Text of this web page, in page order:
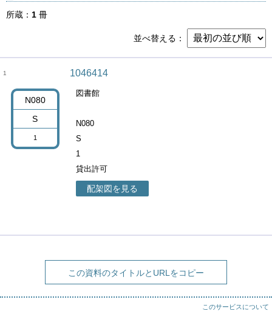
所蔵 1 冊
並べ替える
1
N080
S
1
1046414
図書館
N080
S
1
貸出許可
配架図を見る
この資料のタイトルとURLをコピー
このサービスについて